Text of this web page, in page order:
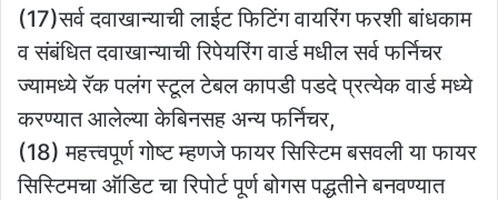
(17)सर्व दवाखान्याची लाईट फिटिंग वायरिंग फरशी बांधकाम
व संबंधित दवाखान्याची रिपेयरिंग वार्ड मधील सर्व फर्निचर
ज्यामध्ये रॅक पलंग स्टूल टेबल कापडी पडदे प्रत्येक वार्ड मध्ये
करण्यात आलेल्या केबिनसह अन्य फर्निचर,
(18) महत्त्वपूर्ण गोष्ट म्हणजे फायर सिस्टिम बसवली या फायर
सिस्टिमचा ऑडिट चा रिपोर्ट पूर्ण बोगस पद्धतीने बनवण्यात